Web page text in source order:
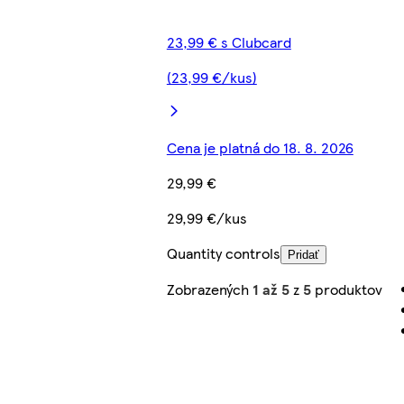
23,99 € s Clubcard
(23,99 €/kus)
Cena je platná do 18. 8. 2026
29,99 €
29,99 €/kus
Quantity controls
Pridať
Zobrazených 1 až 5z 5produktov